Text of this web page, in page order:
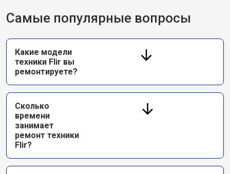
Самые популярные вопросы
Какие модели
техники Flir вы
ремонтируете?
Сколько
времени
занимает
ремонт техники
Flir?